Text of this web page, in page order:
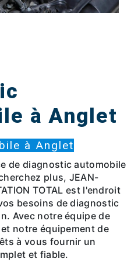
à Anglet
à Anglet
de diagnostic automobile
plus, JEAN-
TOTAL est l'endroit
besoins de diagnostic
Avec notre équipe de
notre équipement de
à vous fournir un
et fiable.